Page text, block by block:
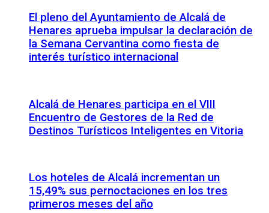
El pleno del Ayuntamiento de Alcalá de
Henares aprueba impulsar la declaración de
la Semana Cervantina como fiesta de
interés turístico internacional
Alcalá de Henares participa en el VIII
Encuentro de Gestores de la Red de
Destinos Turísticos Inteligentes en Vitoria
Los hoteles de Alcalá incrementan un
15,49% sus pernoctaciones en los tres
primeros meses del año